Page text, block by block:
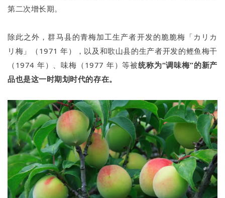
第二次增长期。
除此之外，群马县的青梅加工生产者开发的脆脆梅「カリカ
リ梅」（1971 年），以及和歌山县的生产者开发的鲣鱼梅干
（1974 年）、味梅（1977 年）等被统称为“调味梅”的新产
品也是这一时期划时代的存在。